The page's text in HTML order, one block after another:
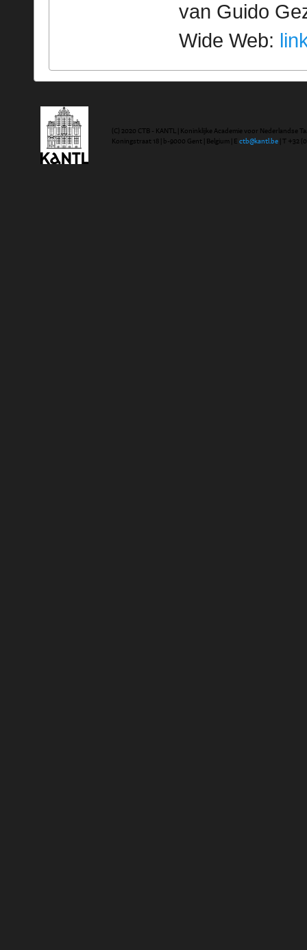
van Guido
Wide Web:
(C) 2020 CTB - KANTL | Koninklijke Academie voor Nederlandse
Koningstraat 18 | b-9000 Gent | Belgium | E ctb@kantl.be | T +32